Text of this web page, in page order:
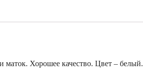
маток. Хорошее качество. Цвет – белый.